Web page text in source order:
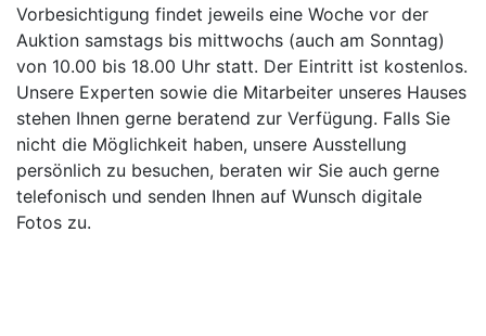
Vorbesichtigung findet jeweils eine Woche vor der
Auktion samstags bis mittwochs (auch am Sonntag)
von 10.00 bis 18.00 Uhr statt. Der Eintritt ist kostenlos.
Unsere Experten sowie die Mitarbeiter unseres Hauses
stehen Ihnen gerne beratend zur Verfügung. Falls Sie
nicht die Möglichkeit haben, unsere Ausstellung
persönlich zu besuchen, beraten wir Sie auch gerne
telefonisch und senden Ihnen auf Wunsch digitale
Fotos zu.